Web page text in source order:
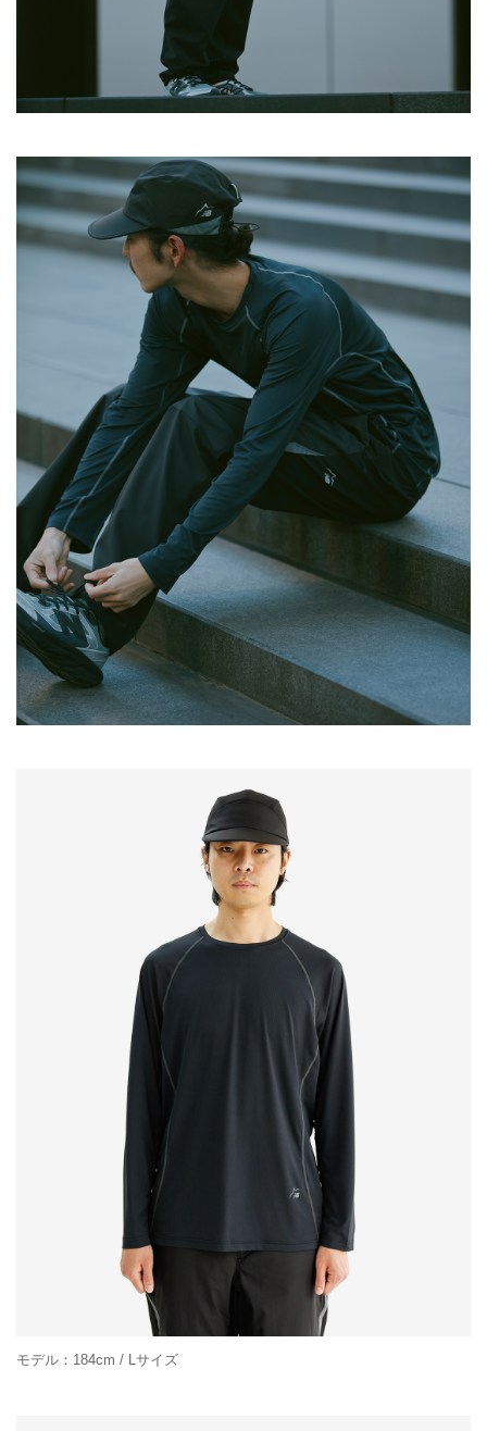
モデル：184cm / Lサイズ